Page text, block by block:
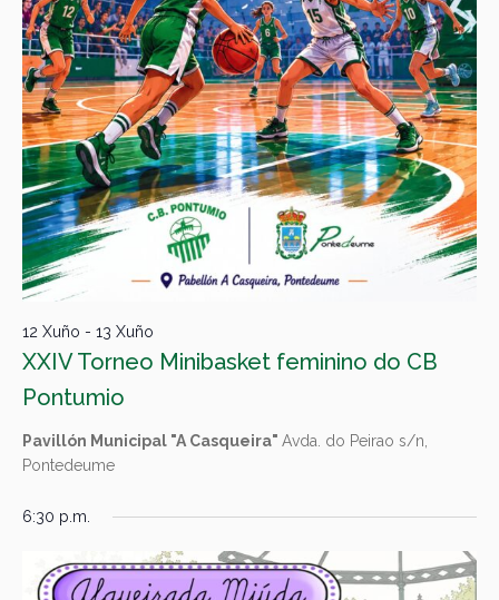
XXIV Torneo Minibasket feminino do CB
Pontumio
12 Xuño - 13 Xuño
Pavillón Municipal "A Casqueira" Avda. do Peirao s/n,
Pontedeume
6:30 p.m.